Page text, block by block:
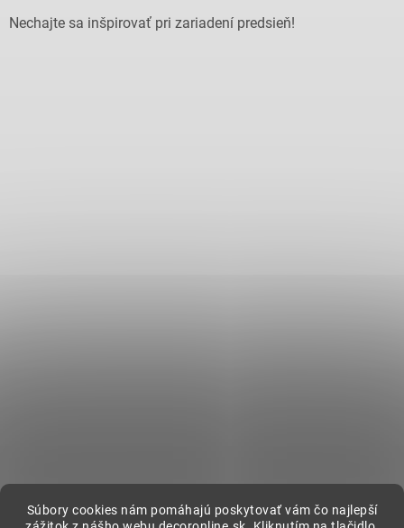
Súbory cookies nám pomáhajú poskytovať vám čo najlepší
Nechajte sa inšpirovať pri zariadení predsieň!